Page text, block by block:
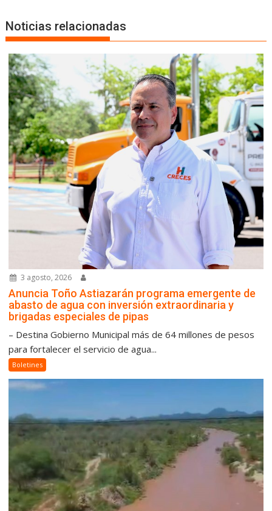
Noticias relacionadas
3 agosto, 2026
Anuncia Toño Astiazarán programa emergente de
abasto de agua con inversión extraordinaria y
brigadas especiales de pipas
– Destina Gobierno Municipal más de 64 millones de pesos
para fortalecer el servicio de agua...
Boletines